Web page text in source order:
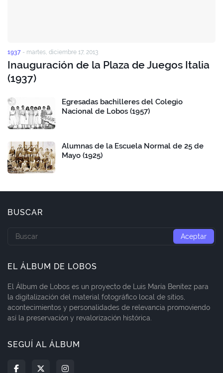
1937 - martes, diciembre 17, 2013
Inauguración de la Plaza de Juegos Italia
(1937)
Egresadas bachilleres del Colegio
Nacional de Lobos (1957)
Alumnas de la Escuela Normal de 25 de
Mayo (1925)
BUSCAR
EL ÁLBUM DE LOBOS
El Álbum de Lobos es un proyecto de Luis María Benítez para
la digitalización del material fotográfico local de sitios,
acontecimientos y personalidades de relevancia promoviendo
así la preservación y revalorización histórica.
SEGUÍ AL ÁLBUM